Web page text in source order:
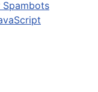
Spambots